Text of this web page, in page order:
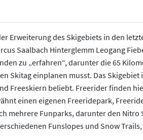
Erweiterung des Skigebiets in den
Saalbach Hinterglemm Leogang
zu „erfahren“, darunter die 65
Skitag einplanen musst. Das
Freeskiern beliebt. Freerider finden
einen eigenen Freeridepark,
mehrere Funparks, darunter den Nitro
Funslopes und Snow